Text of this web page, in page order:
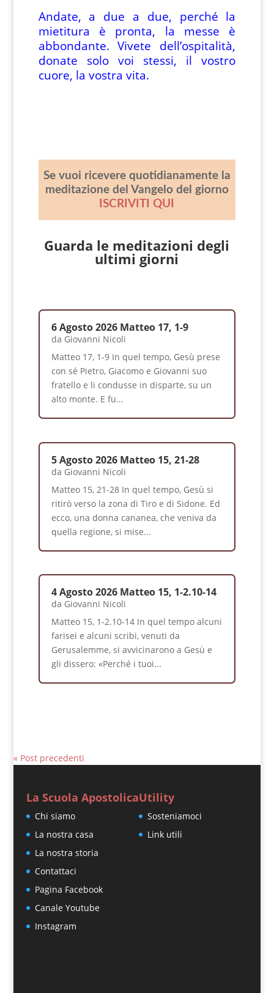
Andate, a due a due, perché la
mietitura è pronta, la messe è
abbondante. Vivete dell’ospitalità,
donate solo voi stessi, il vostro
cuore, la vostra vita.
Se vuoi ricevere quotidianamente la
meditazione del Vangelo del giorno
ISCRIVITI QUI
Guarda le meditazioni degli
ultimi giorni
6 Agosto 2026 Matteo 17, 1-9
da Giovanni Nicoli
Matteo 17, 1-9 In quel tempo, Gesù prese
con sé Pietro, Giacomo e Giovanni suo
fratello e li condusse in disparte, su un
alto monte. E fu...
5 Agosto 2026 Matteo 15, 21-28
da Giovanni Nicoli
Matteo 15, 21-28 In quel tempo, Gesù si
ritirò verso la zona di Tiro e di Sidone. Ed
ecco, una donna cananea, che veniva da
quella regione, si mise...
4 Agosto 2026 Matteo 15, 1-2.10-14
da Giovanni Nicoli
Matteo 15, 1-2.10-14 In quel tempo alcuni
farisei e alcuni scribi, venuti da
Gerusalemme, si avvicinarono a Gesù e
gli dissero: «Perché i tuoi...
« Post precedenti
La Scuola Apostolica
Chi siamo
La nostra casa
La nostra storia
Contattaci
Pagina Facebook
Canale Youtube
Instagram
Utility
Sosteniamoci
Link utili